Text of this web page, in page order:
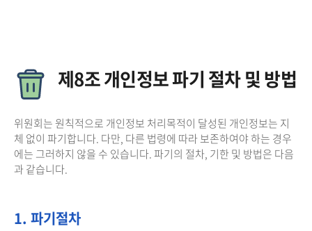
제8조 개인정보 파기 절차 및 방법
위원회는 원칙적으로 개인정보 처리목적이 달성된 개인정보는 지
체 없이 파기합니다. 다만, 다른 법령에 따라 보존하여야 하는 경우
에는 그러하지 않을 수 있습니다. 파기의 절차, 기한 및 방법은 다음
과 같습니다.
1. 파기절차